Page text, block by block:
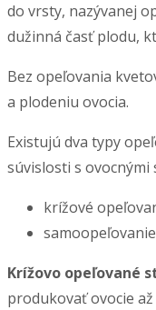
do vrsty, nazývanej
dužinná časť plodu,
Bez opeľovania
a plodeniu ovocia.
Existujú dva typy
súvislosti s ovocnými
krížové
Krížovo opeľované
produkovať ovocie